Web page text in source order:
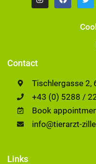
Contact
Tischlergasse 2,
+43 (0) 5288 /
Book
info@tierarzt-
Links